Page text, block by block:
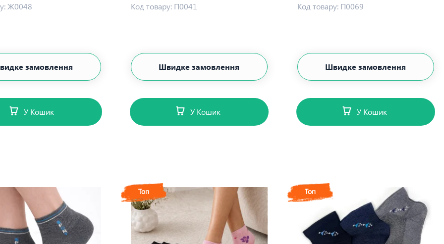
Ж0048
замовлення
У Кошик
Код товару: П0041
Швидке замовлення
У Кошик
Код товару: П0069
Швидке замовлення
У Кошик
Топ Топ